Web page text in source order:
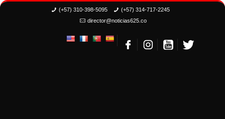
(+57) 310-398-5095
(+57) 314-717-2245
director@noticias625.co